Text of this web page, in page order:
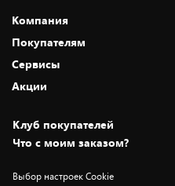
Компания
О нас
Адреса магазинов
Новости
Статьи и обзоры
Вакансии
Дай пять добру!
Покупателям
Как сделать заказ
Оплата и доставка
Безналичный расчёт
Обмен и возврат товара
Обработка персональных данных
Сервисы
Установка техники
Для игровых консолей
Для мобильных устройств
Акции
Скидки и промокоды
Белорусские товары
Бонусы
Клуб покупателей
Что с моим заказом?
Выбор настроек Cookie